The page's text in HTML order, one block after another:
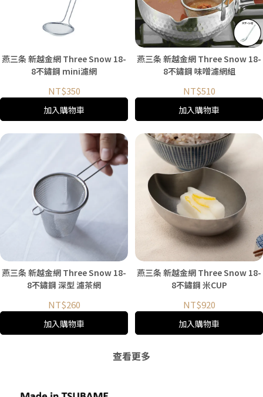
燕三条 新越金網 Three Snow 18-
8不鏽鋼 mini濾網
NT$350
加入購物車
燕三条 新越金網 Three Snow 18-
8不鏽鋼 味噌濾網組
NT$510
加入購物車
燕三条 新越金網 Three Snow 18-
8不鏽鋼 深型 濾茶網
NT$260
加入購物車
燕三条 新越金網 Three Snow 18-
8不鏽鋼 米CUP
NT$920
加入購物車
查看更多